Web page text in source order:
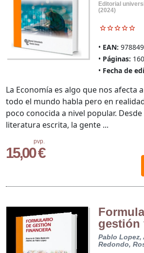
Editorial
(2024)
EAN:
Páginas: 160
Fecha de
pvp.
15,00 €
La Economía es algo que nos afecta
todo el mundo habla pero en
poco conocida a nivel popular.
literatura escrita, la gente ...
gestión
Pablo Lopez,
Redondo,